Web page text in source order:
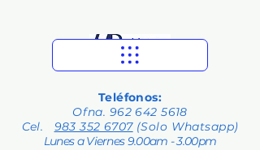
Teléfonos:
Ofna. 962 642 5618
Cel. 983 352 6707(Solo Whatsapp)
Lunes a Viernes 9.00am - 3.00pm